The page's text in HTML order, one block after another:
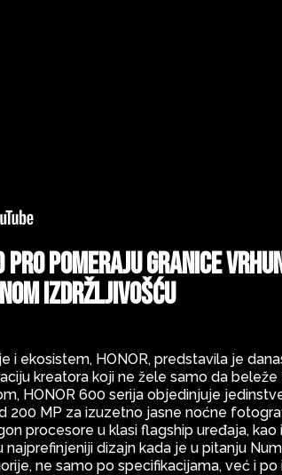
Pro pomeraju granice
izdržljivošću
i ekosistem, HONOR, predstavila je
kreatora koji ne žele samo da
HONOR 600 serija objedinjuje
200 MP za izuzetno jasne noćne
procesore u klasi flagship uređaja,
dizajn kada je u pitanju
ne samo po specifikacijama, već i po